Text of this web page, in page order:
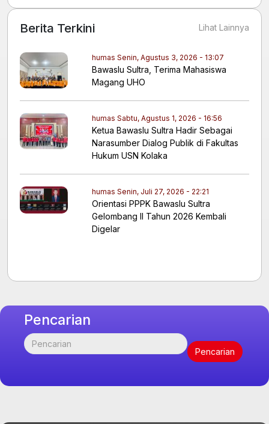
Berita Terkini
humas Senin, Agustus 3, 2026 - 13:07
Bawaslu Sultra, Terima Mahasiswa
Magang UHO
humas Sabtu, Agustus 1, 2026 - 16:56
Ketua Bawaslu Sultra Hadir Sebagai
Narasumber Dialog Publik di Fakultas
Hukum USN Kolaka
humas Senin, Juli 27, 2026 - 22:21
Orientasi PPPK Bawaslu Sultra
Gelombang II Tahun 2026 Kembali
Digelar
Lihat Lainnya
Pencarian